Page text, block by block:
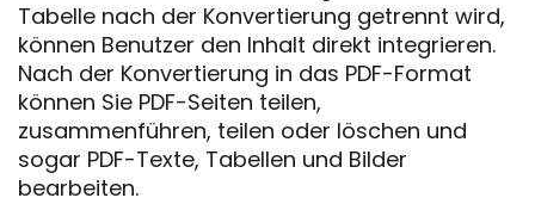
Tabelle nach der Konvertierung getrennt wird,
können Benutzer den Inhalt direkt integrieren.
Nach der Konvertierung in das PDF-Format
können Sie PDF-Seiten teilen,
zusammenführen, teilen oder löschen und
sogar PDF-Texte, Tabellen und Bilder
bearbeiten.